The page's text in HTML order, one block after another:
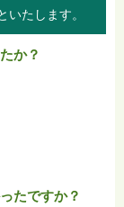
たします。
か？
たですか？